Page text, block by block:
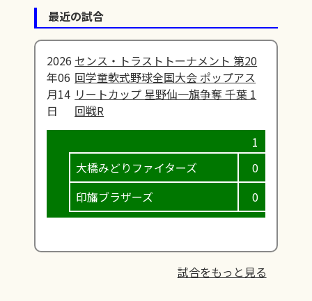
最近の試合
2026
年06
月14
日
センス・トラストトーナメント 第20
回学童軟式野球全国大会 ポップアス
リートカップ 星野仙一旗争奪 千葉 1
回戦R
大橋みどりファイターズ
印旛ブラザーズ
0
0
試合をもっと見る